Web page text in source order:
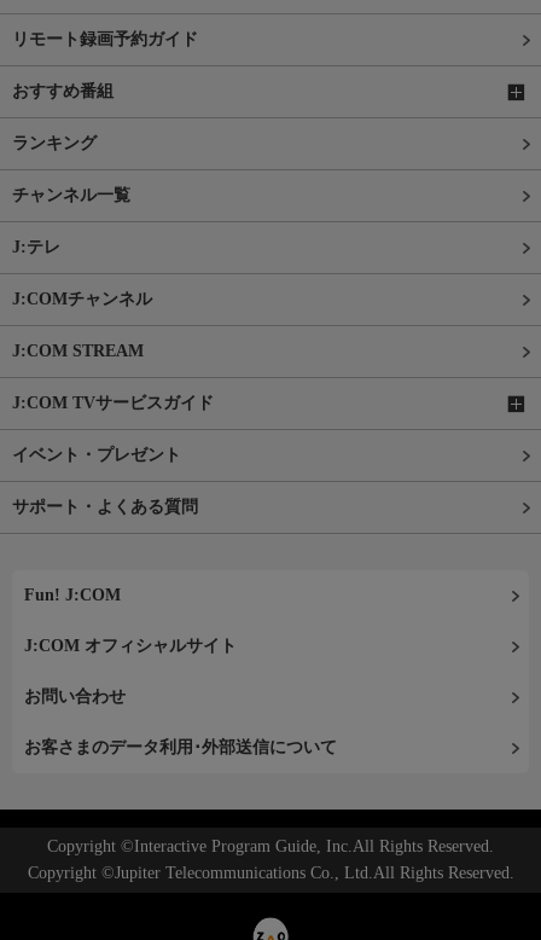
リモート録画予約ガイド
おすすめ番組
ランキング
チャンネル一覧
J:テレ
J:COMチャンネル
J:COM STREAM
J:COM TVサービスガイド
イベント・プレゼント
サポート・よくある質問
Fun! J:COM
J:COM オフィシャルサイト
お問い合わせ
お客さまのデータ利用･外部送信について
Copyright ©Interactive Program Guide, Inc.All Rights Reserved.
Copyright ©Jupiter Telecommunications Co., Ltd.All Rights Reserved.